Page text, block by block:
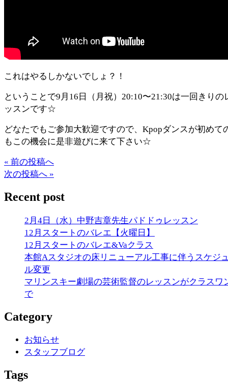
これはやるしかないでしょ？！
ということで9月16日（月祝）20:10〜21:30は一回きりの
ッスンです☆
どなたでもご参加大歓迎ですので、Kpopダンスが初めて
もこの機会に是非遊びに来て下さい☆
« 前の投稿へ
次の投稿へ »
Recent post
2月4日（水）中野吉章先生パドドゥレッスン
12月スタートのバレエ【火曜日】
12月スタートのバレエ&Vaクラス
本館Aスタジオの床リニューアル工事に伴うスケジ
ル変更
マリンスキー劇場の芸術監督のレッスンがクラスワ
で
Category
お知らせ
スタッフブログ
Tags